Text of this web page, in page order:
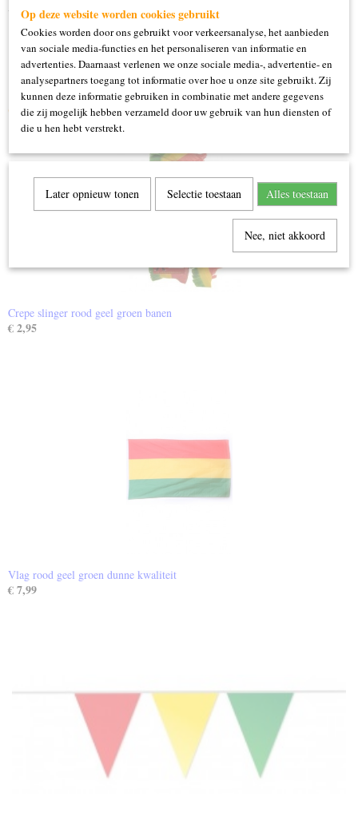
Vlaggenlijn 10m
Ook interessant
Crepe slinger rood geel groen banen
€ 2,95
Vlag rood geel groen dunne kwaliteit
€ 7,99
Op deze website worden cookies gebruikt
Cookies worden door ons gebruikt voor verkeersanalyse, het aanbieden
van sociale media-functies en het personaliseren van informatie en
advertenties. Daarnaast verlenen we onze sociale media-, advertentie- en
analysepartners toegang tot informatie over hoe u onze site gebruikt. Zij
kunnen deze informatie gebruiken in combinatie met andere gegevens
die zij mogelijk hebben verzameld door uw gebruik van hun diensten of
die u hen hebt verstrekt.
Later opnieuw tonen Selectie toestaan Alles toestaan
Nee, niet akkoord